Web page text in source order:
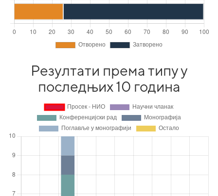
Резултати према типу у
последњих 10 година